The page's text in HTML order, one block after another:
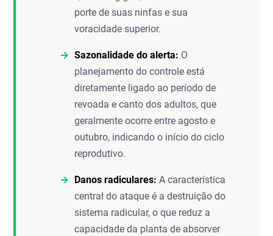
porte de suas ninfas e sua
voracidade superior.
Sazonalidade do alerta: O
planejamento do controle está
diretamente ligado ao período de
revoada e canto dos adultos, que
geralmente ocorre entre agosto e
outubro, indicando o início do ciclo
reprodutivo.
Danos radiculares: A característica
central do ataque é a destruição do
sistema radicular, o que reduz a
capacidade da planta de absorver